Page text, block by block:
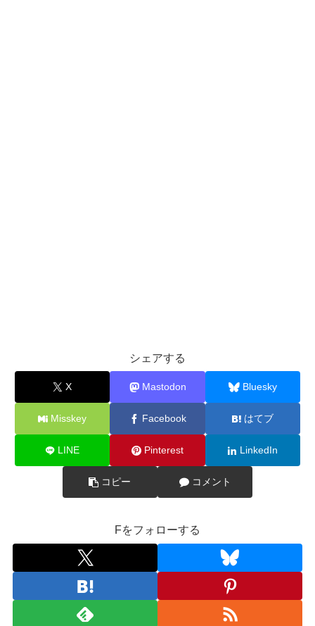
シェアする
X Mastodon Bluesky
Misskey Facebook はてブ
LINE Pinterest LinkedIn
コピー コメント
Fをフォローする